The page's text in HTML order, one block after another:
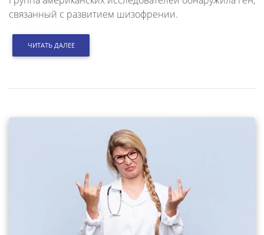
связанный с развитием шизофрении.
ЧИТАТЬ ДАЛЕЕ